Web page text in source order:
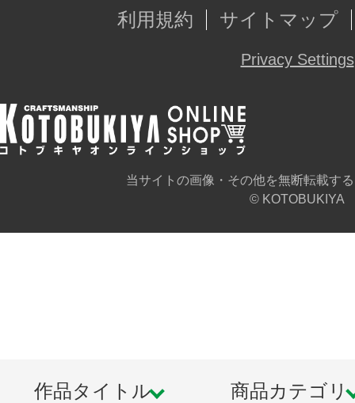
利用規約
サイトマップ
Privacy Settings
当サイトの画像・その他を無断転載す
© KOTOBUKIYA
作品タイトル 商品カテゴリ